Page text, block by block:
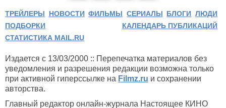
ТРЕЙЛЕРЫ НОВОСТИ ФИЛЬМЫ СЕРИАЛЫ БЛОГИ ЛЮДИ
ПОДБОРКИ
КАЛЕНДАРЬ ПУБЛИКАЦИЙ
СТАТИСТИКА MAIL.RU
Издается с 13/03/2000 :: Перепечатка материалов без
уведомления и разрешения редакции возможна только
при активной гиперссылке на Filmz.ru и сохранении
авторства.
Главный редактор онлайн-журнала Настоящее КИНО